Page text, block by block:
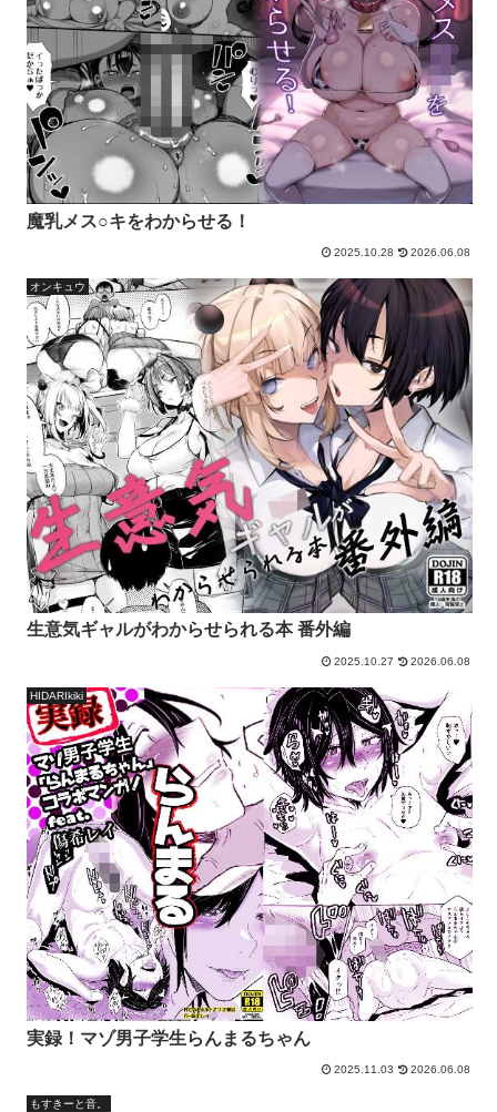
魔乳メス○キをわからせる！
2025.10.28 2026.06.08
オンキュウ
生意気ギャルがわからせられる本 番外編
2025.10.27 2026.06.08
HIDARIkiki
実録！マゾ男子学生らんまるちゃん
2025.11.03 2026.06.08
もすきーと音。